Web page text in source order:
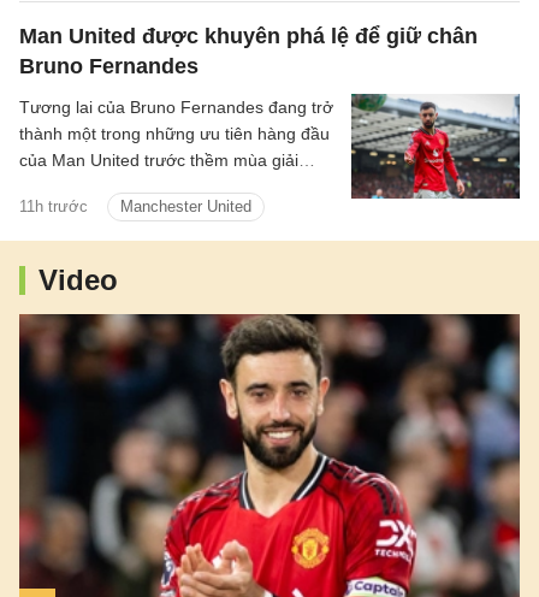
Man United được khuyên phá lệ để giữ chân
Bruno Fernandes
11h trước Manchester United
Tương lai của Bruno Fernandes đang trở
thành một trong những ưu tiên hàng đầu
của Man United trước thềm mùa giải
Video